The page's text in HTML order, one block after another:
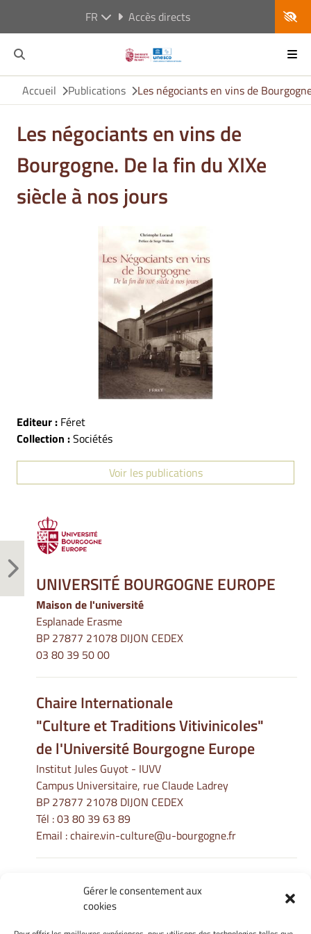
Gérer le consentement aux
cookies
FR Accès directs
Accueil Publications Les négociants en vins de
Les négociants en vins de
Bourgogne. De la fin du XIXe
siècle à nos jours
Editeur : Féret
Collection :Sociétés
Voir les publications
UNIVERSITÉ BOURGOGNE EUROPE
Maison de l'université
Esplanade Erasme
BP 27877 21078 DIJON CEDEX
03 80 39 50 00
Chaire Internationale
"Culture et Traditions Vitivinicoles"
de l'Université Bourgogne Europe
Institut Jules Guyot - IUVV
Campus Universitaire, rue Claude Ladrey
BP 27877 21078 DIJON CEDEX
Tél :03 80 39 63 89
Email :chaire.vin-culture@u-bourgogne.fr
Informations Légales